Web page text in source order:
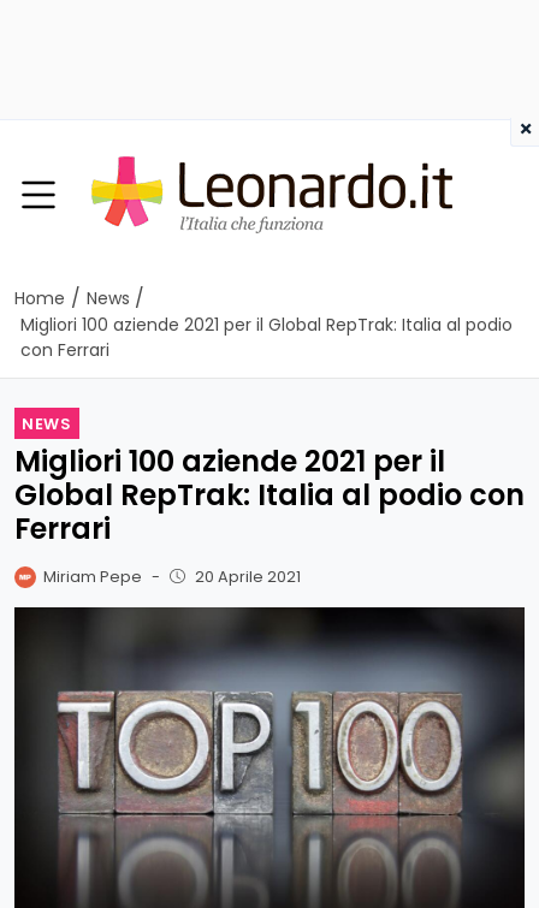
Home / News /
Migliori 100 aziende 2021 per il Global RepTrak: Italia al podio
con Ferrari
NEWS
Migliori 100 aziende 2021 per il
Global RepTrak: Italia al podio con
Ferrari
Miriam Pepe - 20 Aprile 2021
×